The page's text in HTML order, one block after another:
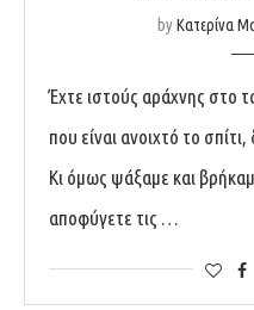
byΚατερίνα
Έχτε ιστούς αράχνης στο
που είναι ανοιχτό το
Κι όμως ψάξαμε και
αποφύγετε τις …